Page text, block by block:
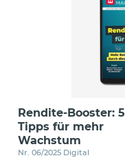
Rendite-Booster: 5
Tipps für mehr
Wachstum
Nr. 06/2025 Digital